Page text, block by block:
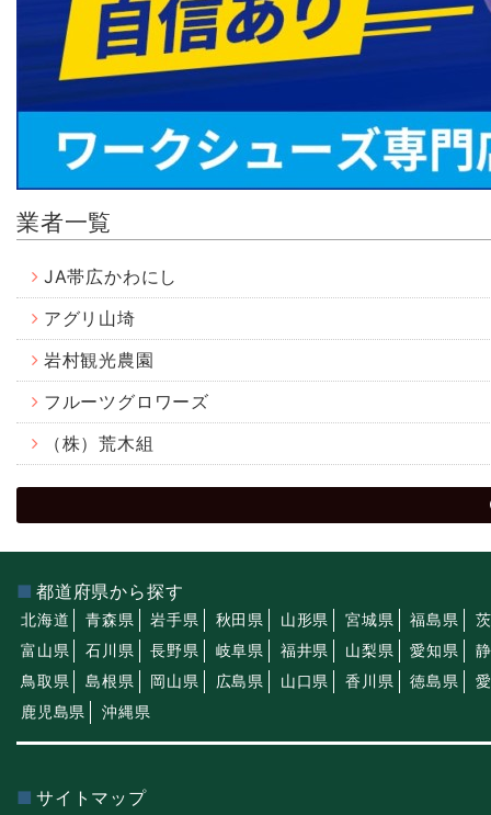
業者一覧
JA帯広かわにし
アグリ山埼
岩村観光農園
フルーツグロワーズ
（株）荒木組
都道府県から探す
北海道 青森県 岩手県 秋田県 山形県 宮城県 福島県
富山県
石川県 長野県 岐阜県 福井県 山梨県 愛知県
鳥取県
島根県 岡山県 広島県 山口県 香川県 徳島県
鹿児島県
沖縄県
サイトマップ